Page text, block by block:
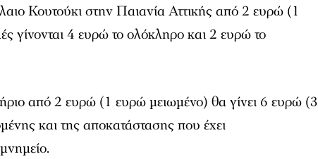
Κουτούκι στην Παιανία Αττικής από 2 ευρώ (1
γίνονται 4 ευρώ το ολόκληρο και 2 ευρώ το
από 2 ευρώ (1 ευρώ μειωμένο) θα γίνει 6 ευρώ (3
και της αποκατάστασης που έχει